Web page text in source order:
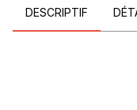
DESCRIPTIF